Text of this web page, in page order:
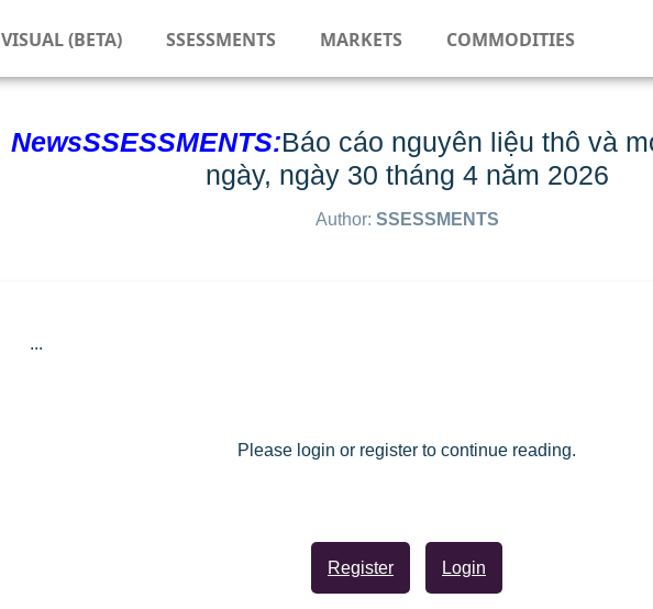
VISUAL (BETA) SSESSMENTS MARKETS
COMMODITIES
NewsSSESSMENTS:Báo cáo nguyên liệu thô và
ngày, ngày 30 tháng 4 năm 2026
Author: SSESSMENTS
...
Please login or register to continue reading.
Register Login